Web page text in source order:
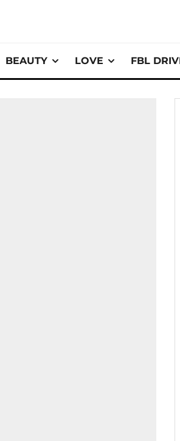
BEAUTY LOVE FBL